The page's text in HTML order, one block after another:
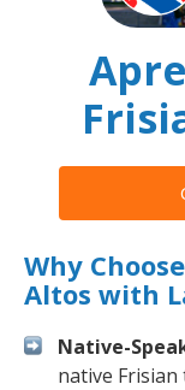
Why
Altos with
Native-
native